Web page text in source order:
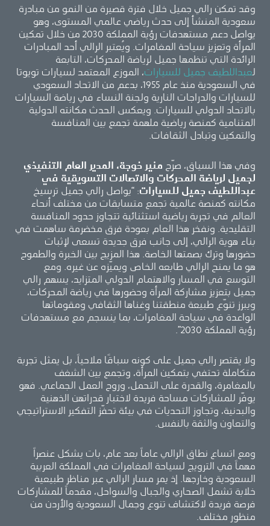
وقد تمكن رالي جميل خلال فترة قصيرة من النمو من مبادرة
سعودية المنشأ إلى حدث رياضي عالمي المستوى، وهو
يواصل دعم مستهدفات رؤية المملكة 2030 من خلال تمكين
المرأة وتعزيز سياحة المغامرات. ويُعتبر الرالي أحد المبادرات
الرائدة التي تنظمها جميل لرياضة المحركات، التابعة
لعبداللطيف جميل للسيارات، الموزع المعتمد لسيارات تويوتا
في السعودية منذ عام 1955، بدعم من الاتحاد السعودي
للسيارات والدراجات النارية ولجنة النساء في رياضة السيارات
بالاتحاد الدولي للسيارات. ويعكس الحدث مكانته الدولية
المتنامية كمنصة رياضية ملهمة تجمع بين المنافسة
والتمكين وتبادل الثقافات.
وفي هذا السياق، صرّح منير خوجة، المدير العام التنفيذي
لجميل لرياضة المحركات والاتصالات التسويقية في
عبداللطيف جميل للسيارات: “يواصل رالي جميل ترسيخ
مكانته كمنصة عالمية تجمع متسابقات من مختلف أنحاء
العالم في تجربة رياضية استثنائية تتجاوز حدود المنافسة
التقليدية. ونفخر هذا العام بعودة فرق مخضرمة ساهمت في
بناء هوية الرالي، إلى جانب فرق جديدة تسعى لإثبات
حضورها وترك بصمتها الخاصة. هذا المزيج بين الخبرة والطموح
هو ما يمنح الرالي طابعه الخاص ويميّزه عن غيره. ومع
التوسع في المسار والاهتمام الدولي المتزايد، يسهم رالي
جميل بتعزيز مشاركة المرأة وحضورها في رياضة المحركات،
ويبرز تنوّع طبيعة منطقتنا وغناها الثقافي ومقوماتها
الواعدة في سياحة المغامرات، بما ينسجم مع مستهدفات
رؤية المملكة 2030”.
ولا يقتصر رالي جميل على كونه سباقًا ملاحياً، بل يمثل تجربة
متكاملة تحتفي بتمكين المرأة، وتجمع بين الشغف
بالمغامرة، والقدرة على التحمل، وروح العمل الجماعي. فهو
يوفّر للمشاركات مساحة فريدة لاختبار قدراتهن الذهنية
والبدنية، وتجاوز التحديات في بيئة تحفّز التفكير الاستراتيجي
والتعاون والثقة بالنفس.
ومع اتساع نطاق الرالي عاماً بعد عام، بات يشكل عنصراً
مهماً في الترويج لسياحة المغامرات في المملكة العربية
السعودية وخارجها. إذ يمر مسار الرالي عبر مناظر طبيعية
خلابة تشمل الصحاري والجبال والسواحل، مقدماً للمشاركات
فرصة فريدة لاكتشاف تنوع وجمال السعودية والأردن من
منظور مختلف.